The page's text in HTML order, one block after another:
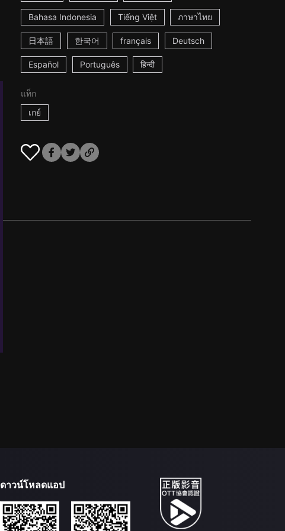
Bahasa Indonesia Tiếng Việt ภาษาไทย
日本語 한국어 français Deutsch
Español Português हिन्दी
แท็ก
เกย์
ดาวน์โหลดแอป